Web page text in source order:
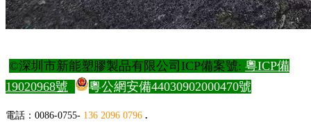
©深圳市新能塑膠製品有限公司ICP備案號: 粵ICP備
19020968號
粵公網安備44030902000470號
電話：0086-0755- 136 2096 0796 .